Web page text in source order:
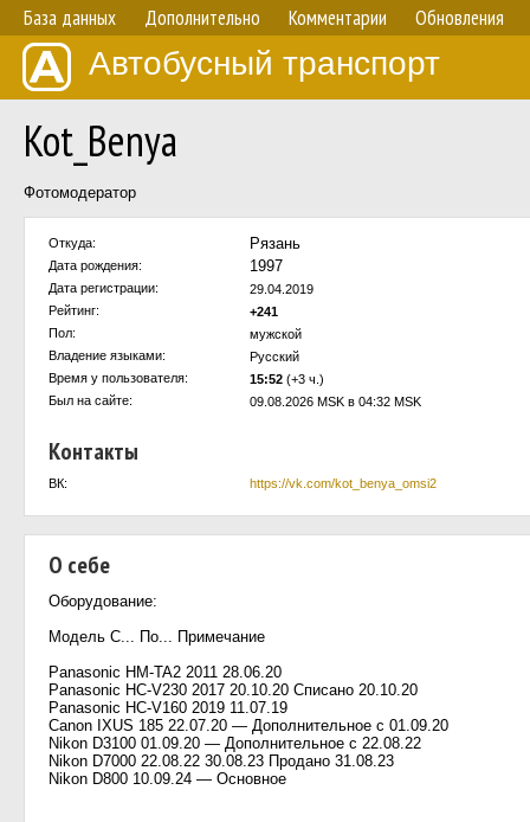
База данных Дополнительно Комментарии Обновления
Автобусный транспорт
Kot_Benya
Фотомодератор
Откуда: Рязань
Дата рождения: 1997
Дата регистрации:
29.04.2019
Рейтинг:
+241
Пол:
мужской
Владение языками:
Русский
Время у пользователя:
15:52 (+3 ч.)
Был на сайте:
09.08.2026 MSK в 04:32 MSK
Контакты
ВК: https://vk.com/kot_benya_omsi2
О себе
Оборудование:
Модель С... По... Примечание
Panasonic HM-TA2 2011 28.06.20
Panasonic HС-V230 2017 20.10.20 Списано 20.10.20
Panasonic HC-V160 2019 11.07.19
Canon IXUS 185 22.07.20 — Дополнительное с 01.09.20
Nikon D3100 01.09.20 — Дополнительное с 22.08.22
Nikon D7000 22.08.22 30.08.23 Продано 31.08.23
Nikon D800 10.09.24 — Основное